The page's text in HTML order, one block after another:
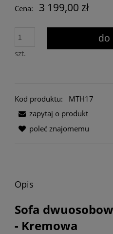
Cena:
3 199,00 zł
szt.
do
Kod produktu:
MTH17
zapytaj o produkt
poleć znajomemu
Opis
Sofa
- Kremowa